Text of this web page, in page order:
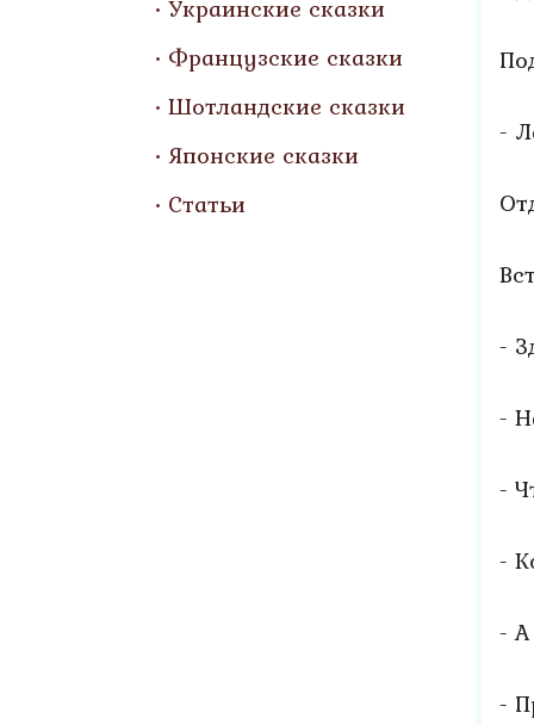
Украинские сказки
Французские сказки
Шотландские сказки
Японские сказки
Статьи
-
-
-
-
-
- А
-